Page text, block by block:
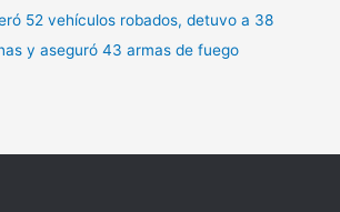
52 vehículos robados, detuvo a 38
y aseguró 43 armas de fuego